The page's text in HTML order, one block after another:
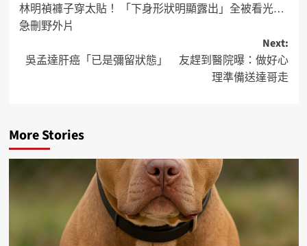
林明禎褲子穿太貼！ 「下身形狀明顯露出」全被看光…
急刪野外片
Next:
吳孟達肝癌「已是彌留狀態」 友趕到醫院曝：做好心
理準備送達哥走
More Stories